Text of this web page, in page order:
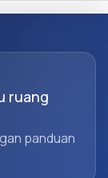
ruang
panduan